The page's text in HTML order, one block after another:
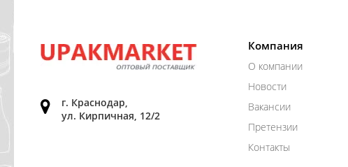
г. Краснодар,
ул. Кирпичная, 12/2
Компания
О компании
Новости
Вакансии
Претензии
Контакты